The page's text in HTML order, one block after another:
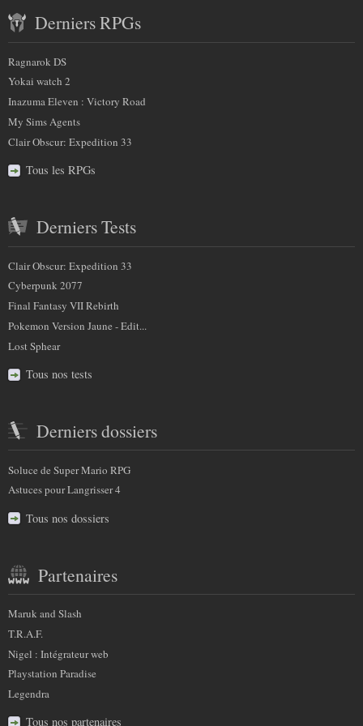
plus
sur
nous
récent
et
partenaires
Derniers RPGs
Ragnarok DS
Yokai watch 2
Inazuma Eleven : Victory Road
My Sims Agents
Clair Obscur: Expedition 33
Tous les RPGs
Derniers Tests
Clair Obscur: Expedition 33
Cyberpunk 2077
Final Fantasy VII Rebirth
Pokemon Version Jaune - Edit...
Lost Sphear
Tous nos tests
Derniers dossiers
Soluce de Super Mario RPG
Astuces pour Langrisser 4
Tous nos dossiers
Partenaires
Maruk and Slash
T.R.A.F.
Nigel : Intégrateur web
Playstation Paradise
Legendra
Tous nos partenaires